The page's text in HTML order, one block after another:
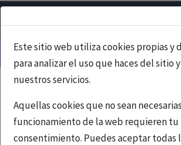
Este sitio web utiliza cookies propias y
para analizar el uso que haces del sitio
nuestros servicios.
Aquellas cookies que no sean
funcionamiento de la web requieren tu
consentimiento. Puedes aceptar todas